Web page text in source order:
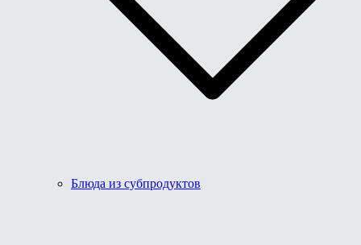
Блюда из субпродуктов